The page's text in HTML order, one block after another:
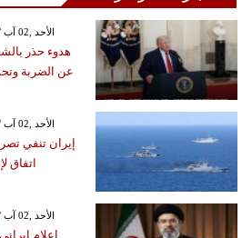
GMT 13:19 2026 الأحد ,02 آب / أغسطس
هدوء حذر
عن الضربة
GMT 13:55 2026 الأحد ,02 آب / أغسطس
إيران تنفي
اتفاق
GMT 11:10 2026 الأحد ,02 آب / أغسطس
إعلام